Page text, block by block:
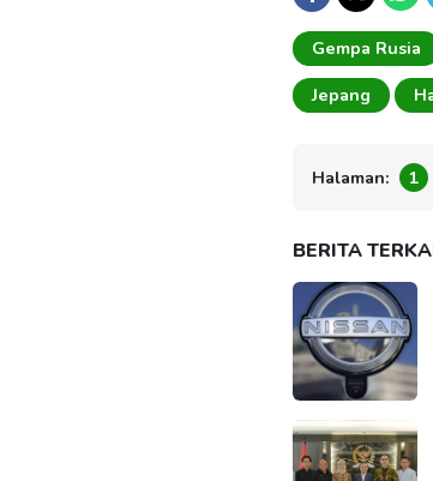
Gempa Rusia
Jepang
Halaman: 1
BERITA